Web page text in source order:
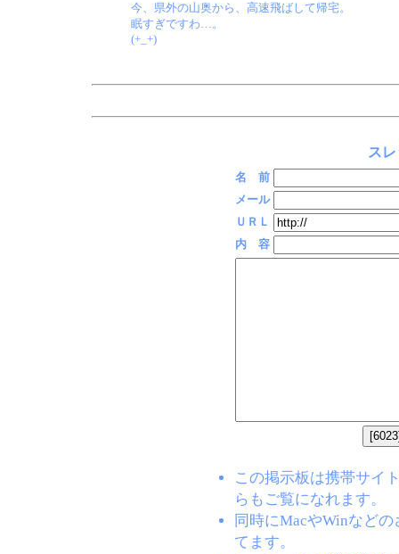
今、県外の山奥から、高速飛ばして帰宅。
眠すぎですわ…。
(+_+)
ス
名 前
メール
ＵＲＬ
内 容
この掲示板は携帯サイ
らもご覧になれます。
同時にMacやWinなど
てます。